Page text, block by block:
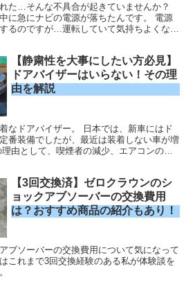
た…そんな不具合が起きていませんか？
に急にナビの電源が落ちたんです。 電源
るのですが…運転していて気持ちよくない
すが、内容はゼロクラウンにも通じる内容
【静粛性を大事にしたい方必見】
ドアバイザーはいらない！その理
由を解説
なドアバイザー。 日本では、新車にはド
番装備でしたが、最近は装着しない車が増
由として、喫煙者の減少、エアコンの性
簡単に外せるの？ こういった内容でお届
【3回交換済】ゼロクラウンのシ
ョックアブソーバーの交換費用
は？おすすめ商品の紹介もあり！
ブソーバーの交換費用について気になって
これまで3回交換経験のある私が体験談を